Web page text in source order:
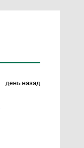
день назад